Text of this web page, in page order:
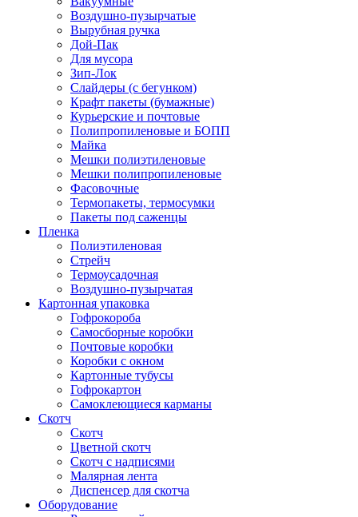
Воздушно-пузырчатые
Вырубная ручка
Дой-Пак
Для мусора
Зип-Лок
Слайдеры (с бегунком)
Крафт пакеты (бумажные)
Курьерские и почтовые
Полипропиленовые и БОПП
Майка
Мешки полиэтиленовые
Мешки полипропиленовые
Фасовочные
Термопакеты, термосумки
Пакеты под саженцы
Пленка
Полиэтиленовая
Стрейч
Термоусадочная
Воздушно-пузырчатая
Картонная упаковка
Гофрокороба
Самосборные коробки
Почтовые коробки
Коробки с окном
Картонные тубусы
Гофрокартон
Самоклеющиеся карманы
Скотч
Скотч
Цветной скотч
Скотч с надписями
Малярная лента
Диспенсер для скотча
Оборудование